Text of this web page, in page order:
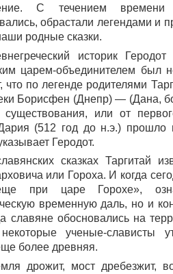
С течением
обрастали легендами и
родные сказки.
историк
царем-объединителем был
что по легенде родителями
Борисфен (Днепр) — (Дана,
существования, или от
(512 год до н.э.) прошло
Геродот.
сказках Таргитай
или Гороха. И когда
при царе Горохе»,
временную даль, но и
славяне обосновались на
ученые-слависты
более древняя.
дрожит, мост дребезжит,